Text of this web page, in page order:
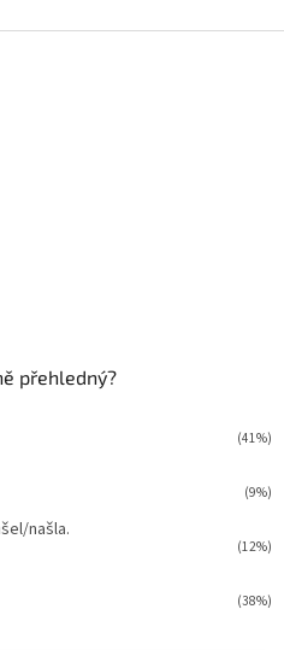
přehledný?
(41%)
(9%)
našla.
(12%)
(38%)